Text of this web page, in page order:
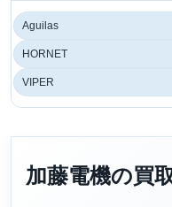
Aguilas
HORNET
VIPER
加藤電機の買